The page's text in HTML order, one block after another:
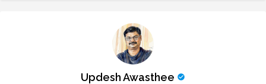
Updesh Awasthee